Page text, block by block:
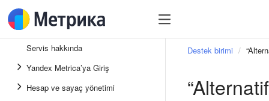
Servis hakkında
Yandex Metrica’ya Giriş
Hesap ve sayaç yönetimi
Destek birimi